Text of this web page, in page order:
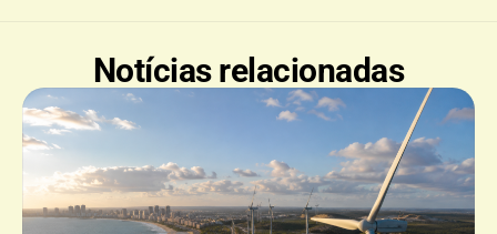
Notícias relacionadas